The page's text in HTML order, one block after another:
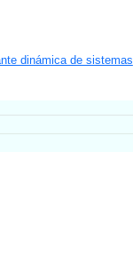
dinámica de sistemas